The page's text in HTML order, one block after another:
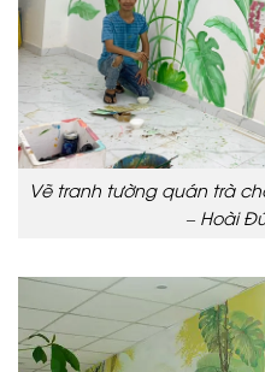
Vẽ tranh tường quán trà
– Hoài